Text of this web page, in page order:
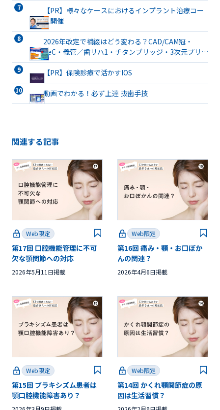
【PR】様々なケースにおけるインプラント治療コー
ス開催
2026年改定で補綴はどう変わる？CAD/CAM冠・
TeC・義管／歯リハ1・チタンブリッジ・3次元プリン
ト有床義歯まで詳解
【PR】保険診療で活かすIOS
動画でわかる！必ず上達 抜歯手技
関連する記事
Web限定
第17回 口腔機能管理に不可
欠な顎関節への対応
2026年5月11日掲載
Web限定
第16回 痛み・顎・お口ぽか
んの関連？
2026年4月6日掲載
Web限定
第15回 ブラキシズム患者は
顎口腔機能障害あり？
Web限定
第14回 かくれ顎関節症の原
因は生活習慣？